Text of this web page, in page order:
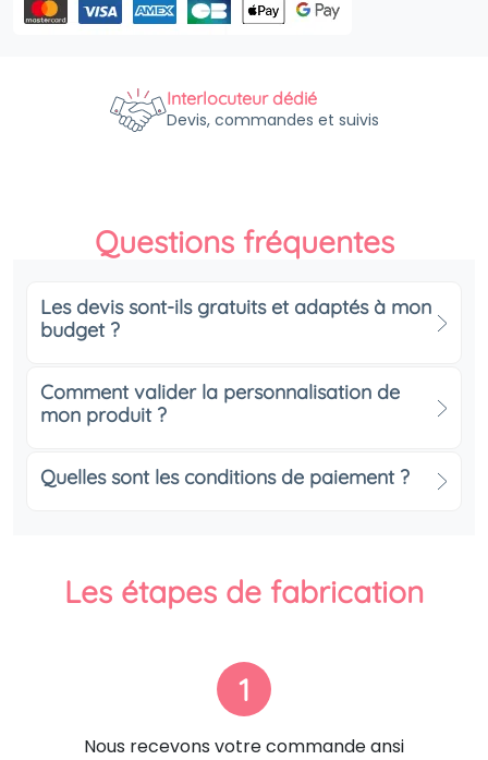
Interlocuteur dédié
Devis, commandes et suivis
Questions fréquentes
Les devis sont-ils gratuits et adaptés à mon
budget ?
Comment valider la personnalisation de
mon produit ?
Quelles sont les conditions de paiement ?
Les étapes de fabrication
1
Nous recevons votre commande ansi